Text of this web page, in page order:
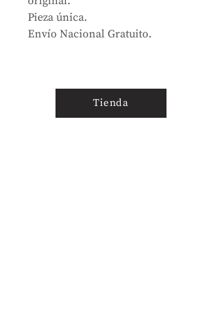
Pieza única.
Envío Nacional Gratuito.
Tienda